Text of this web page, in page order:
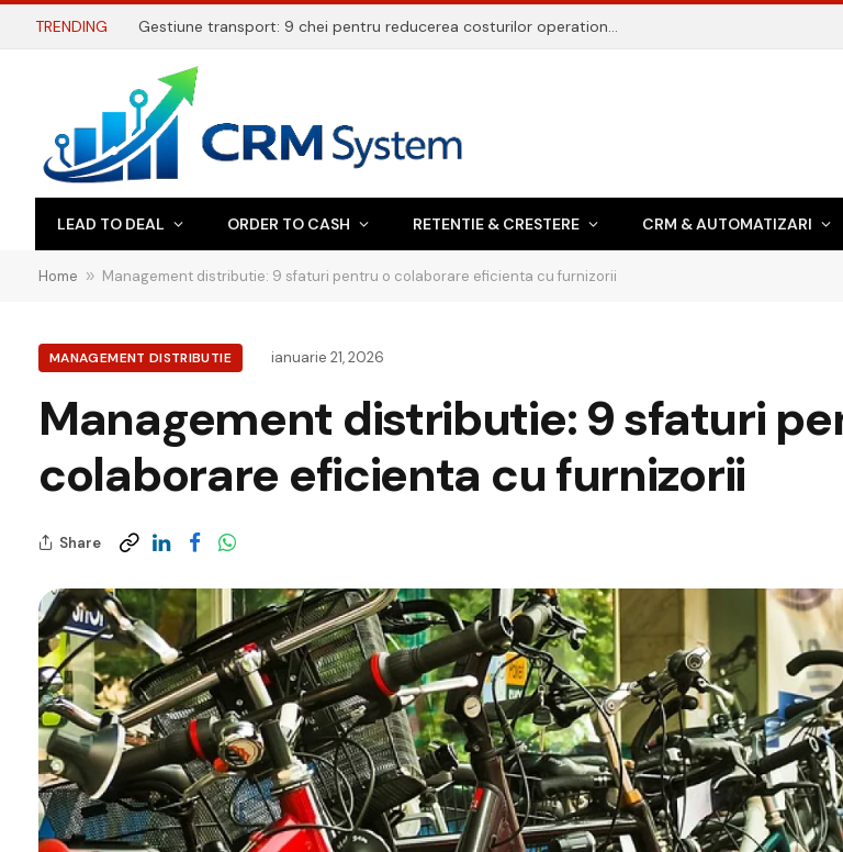
TRENDING Gestiune transport: 9 chei pentru reducerea costurilor operationale
LEAD TO DEAL ORDER TO CASH RETENTIE & CRESTERE CRM & AUTOMATIZARI
Home » Management distributie: 9 sfaturi pentru o colaborare eficienta cu furnizorii
MANAGEMENT DISTRIBUTIE ianuarie 21, 2026
Management distributie: 9 sfaturi
colaborare eficienta cu furnizorii
Share